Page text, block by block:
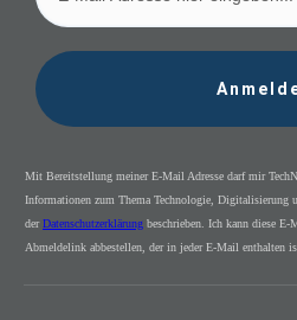
Mit Bereitstellung meiner E-Mail Adresse darf mir
Informationen zum Thema Technologie, Digitalisierung
derDatenschutzerklärung beschrieben. Ich kann diese
Abmeldelink abbestellen, der in jeder E-Mail enthalten